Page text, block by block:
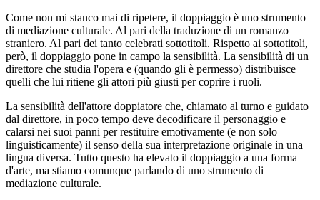
Come non mi stanco mai di ripetere, il doppiaggio è uno strumento
di mediazione culturale. Al pari della traduzione di un romanzo
straniero. Al pari dei tanto celebrati sottotitoli. Rispetto ai sottotitoli,
però, il doppiaggio pone in campo la sensibilità. La sensibilità di un
direttore che studia l'opera e (quando gli è permesso) distribuisce
quelli che lui ritiene gli attori più giusti per coprire i ruoli.
La sensibilità dell'attore doppiatore che, chiamato al turno e guidato
dal direttore, in poco tempo deve decodificare il personaggio e
calarsi nei suoi panni per restituire emotivamente (e non solo
linguisticamente) il senso della sua interpretazione originale in una
lingua diversa. Tutto questo ha elevato il doppiaggio a una forma
d'arte, ma stiamo comunque parlando di uno strumento di
mediazione culturale.